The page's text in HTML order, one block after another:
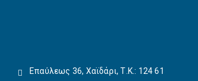
Επαύλεως 36, Χαϊδάρι, Τ.Κ.: 124 61